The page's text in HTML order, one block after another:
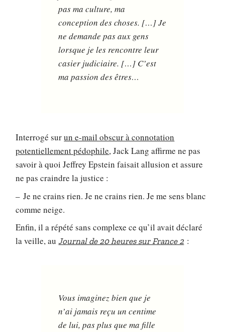
pas ma culture, ma
conception des choses. […] Je
ne demande pas aux gens
lorsque je les rencontre leur
casier judiciaire. […] C’est
ma passion des êtres…
Interrogé surun e-mail obscur à connotation
potentiellement pédophile, Jack Lang affirme ne pas
savoir à quoi Jeffrey Epstein faisait allusion et assure
ne pas craindre la justice :
– Je ne crains rien. Je ne crains rien. Je me sens blanc
comme neige.
Enfin, il a répété sans complexe ce qu’il avait déclaré
la veille, auJournal de 20 heures sur France 2 :
Vous imaginez bien que je
n’ai jamais reçu un centime
de lui, pas plus que ma fille